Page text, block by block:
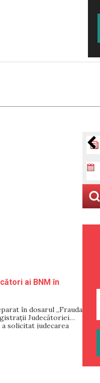
ai BNM în
în dosarul „Frauda
Judecătoriei
solicitat judecarea
iar, odată cu